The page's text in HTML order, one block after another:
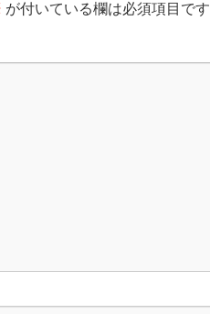
が付いている欄は必須項目です